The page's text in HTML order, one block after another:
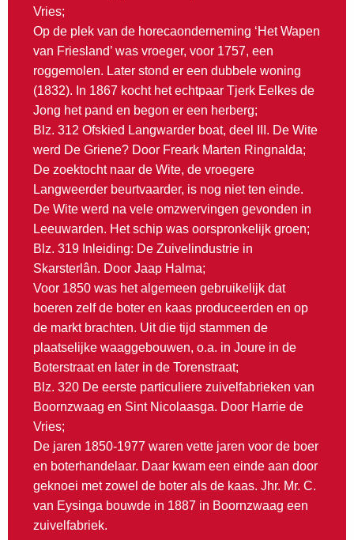
Vries;
Op de plek van de horecaonderneming ‘Het Wapen
van Friesland’ was vroeger, voor 1757, een
roggemolen. Later stond er een dubbele woning
(1832). In 1867 kocht het echtpaar Tjerk Eelkes de
Jong het pand en begon er een herberg;
Blz. 312 Ofskied Langwarder boat, deel III. De Wite
werd De Griene? Door Freark Marten Ringnalda;
De zoektocht naar de Wite, de vroegere
Langweerder beurtvaarder, is nog niet ten einde.
De Wite werd na vele omzwervingen gevonden in
Leeuwarden. Het schip was oorspronkelijk groen;
Blz. 319 Inleiding: De Zuivelindustrie in
Skarsterlân. Door Jaap Halma;
Voor 1850 was het algemeen gebruikelijk dat
boeren zelf de boter en kaas produceerden en op
de markt brachten. Uit die tijd stammen de
plaatselijke waaggebouwen, o.a. in Joure in de
Boterstraat en later in de Torenstraat;
Blz. 320 De eerste particuliere zuivelfabrieken van
Boornzwaag en Sint Nicolaasga. Door Harrie de
Vries;
De jaren 1850-1977 waren vette jaren voor de boer
en boterhandelaar. Daar kwam een einde aan door
geknoei met zowel de boter als de kaas. Jhr. Mr. C.
van Eysinga bouwde in 1887 in Boornzwaag een
zuivelfabriek.